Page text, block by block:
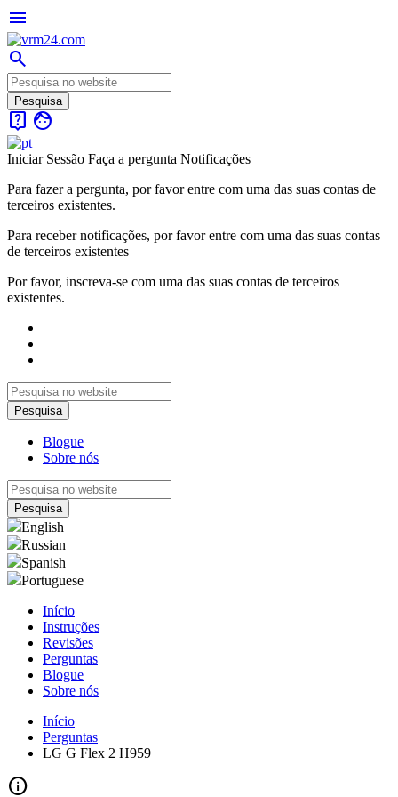
menu
search
live_help face
Iniciar Sessão Faça a pergunta Notificações
Para fazer a pergunta, por favor entre com uma das suas contas de
terceiros existentes.
Para receber notificações, por favor entre com uma das suas contas
de terceiros existentes
Por favor, inscreva-se com uma das suas contas de terceiros
existentes.
Blogue
Sobre nós
English
Russian
Spanish
Portuguese
Início
Instruções
Revisões
Perguntas
Blogue
Sobre nós
Início
Perguntas
LG G Flex 2 H959
info